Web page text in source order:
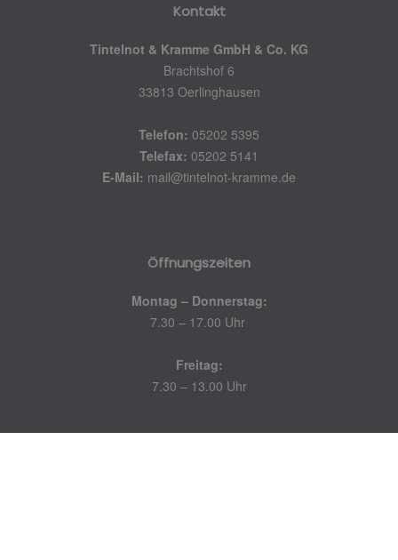
Kontakt
Tintelnot & Kramme GmbH & Co. KG
Brachtshof 6
33813 Oerlinghausen
Telefon: 05202 5395
Telefax: 05202 5141
E-Mail: mail@tintelnot-kramme.de
Öffnungszeiten
Montag – Donnerstag:
7.30 – 17.00 Uhr
Freitag:
7.30 – 13.00 Uhr